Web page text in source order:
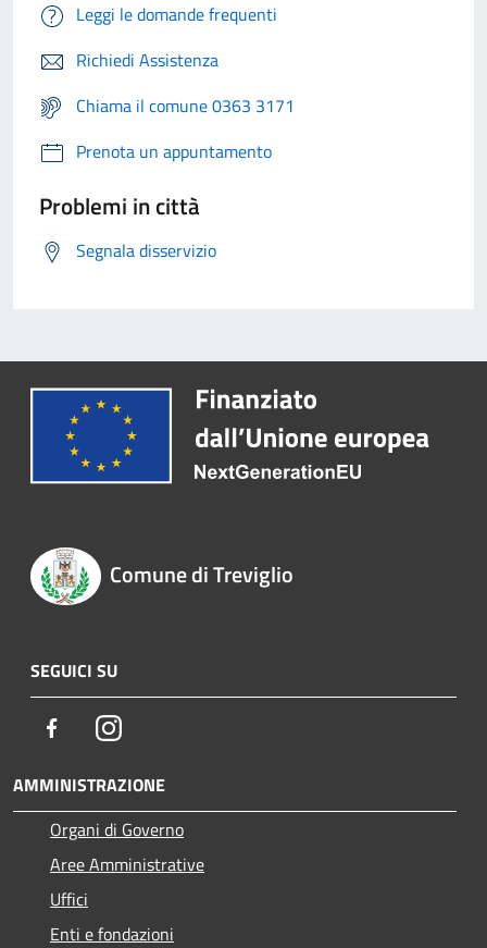
Leggi le domande frequenti
Richiedi Assistenza
Chiama il comune 0363 3171
Prenota un appuntamento
Problemi in città
Segnala disservizio
Comune di Treviglio
SEGUICI SU
FacebookInstagram
AMMINISTRAZIONE
Organi di Governo
Aree Amministrative
Uffici
Enti e fondazioni